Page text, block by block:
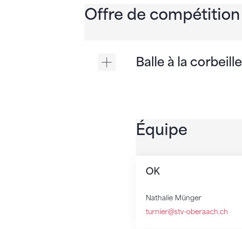
Offre de compétition
Balle à la corbeille
Équipe
OK
Nathalie Münger
turnier@stv-oberaach.ch